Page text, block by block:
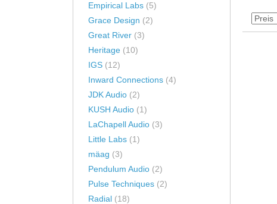
Empirical Labs (5)
Grace Design (2)
Great River (3)
Heritage (10)
IGS (12)
Inward Connections (4)
JDK Audio (2)
KUSH Audio (1)
LaChapell Audio (3)
Little Labs (1)
mäag (3)
Pendulum Audio (2)
Pulse Techniques (2)
Radial (18)